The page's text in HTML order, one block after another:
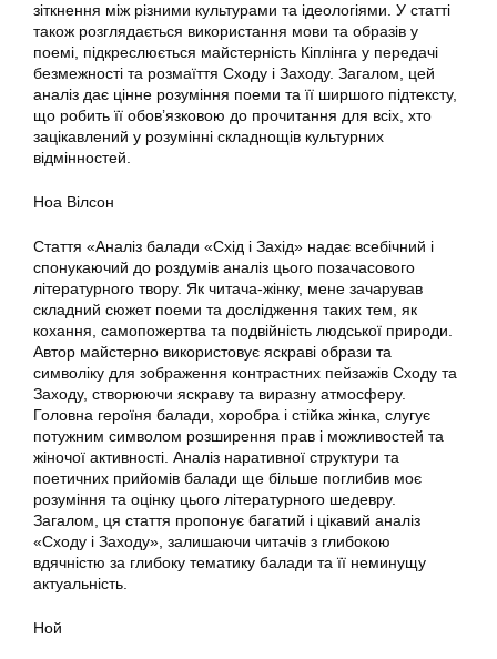
зіткнення між різними культурами та ідеологіями. У статті
також розглядається використання мови та образів у
поемі, підкреслюється майстерність Кіплінга у передачі
безмежності та розмаїття Сходу і Заходу. Загалом, цей
аналіз дає цінне розуміння поеми та її ширшого підтексту,
що робить її обов’язковою до прочитання для всіх, хто
зацікавлений у розумінні складнощів культурних
відмінностей.
Ноа Вілсон
Стаття «Аналіз балади «Схід і Захід» надає всебічний і
спонукаючий до роздумів аналіз цього позачасового
літературного твору. Як читача-жінку, мене зачарував
складний сюжет поеми та дослідження таких тем, як
кохання, самопожертва та подвійність людської природи.
Автор майстерно використовує яскраві образи та
символіку для зображення контрастних пейзажів Сходу та
Заходу, створюючи яскраву та виразну атмосферу.
Головна героїня балади, хоробра і стійка жінка, слугує
потужним символом розширення прав і можливостей та
жіночої активності. Аналіз наративної структури та
поетичних прийомів балади ще більше поглибив моє
розуміння та оцінку цього літературного шедевру.
Загалом, ця стаття пропонує багатий і цікавий аналіз
«Сходу і Заходу», залишаючи читачів з глибокою
вдячністю за глибоку тематику балади та її неминущу
актуальність.
Ной